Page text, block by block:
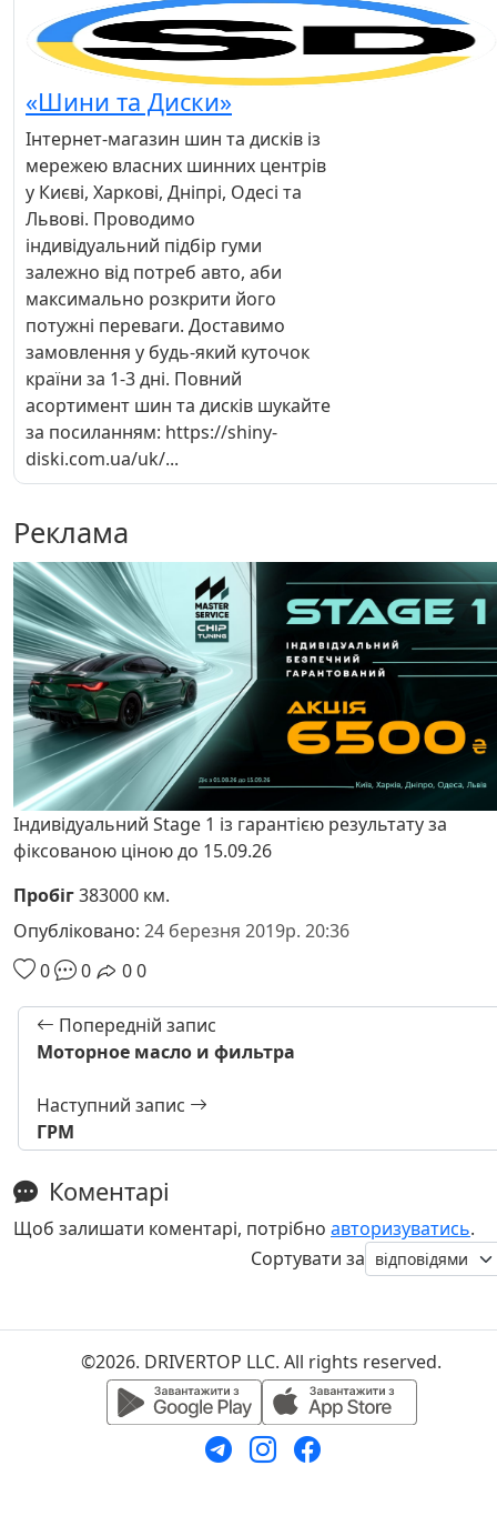
«Шини та Диски»
Інтернет-магазин шин та дисків із
мережею власних шинних центрів
у Києві, Харкові, Дніпрі, Одесі та
Львові. Проводимо
індивідуальний підбір гуми
залежно від потреб авто, аби
максимально розкрити його
потужні переваги. Доставимо
замовлення у будь-який куточок
країни за 1-3 дні. Повний
асортимент шин та дисків шукайте
за посиланням: https://shiny-
diski.com.ua/uk/...
Реклама
Індивідуальний Stage 1 із гарантією результату за
фіксованою ціною до 15.09.26
Пробіг383000 км.
Опубліковано: 24 березня 2019р. 20:36
0
0 00
Попередній запис
Моторное масло и фильтра
Наступний запис
ГРМ
Коментарі
Щоб залишати коментарі, потрібно авторизуватись.
Сортувати за
©2026. DRIVERTOP LLC. All rights reserved.